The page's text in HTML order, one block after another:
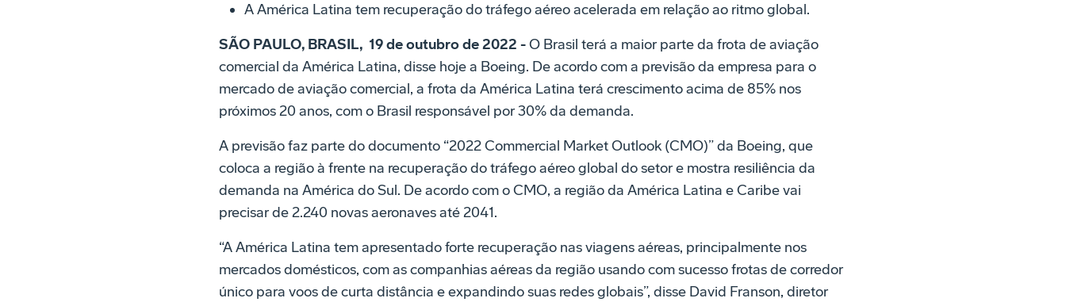
A América Latina tem recuperação do tráfego aéreo acelerada em relação ao ritmo global.
SÃO PAULO, BRASIL, 19 de outubro de 2022 -O Brasil terá a maior parte da frota de aviação
comercial da América Latina, disse hoje a Boeing. De acordo com a previsão da empresa para o
mercado de aviação comercial, a frota da América Latina terá crescimento acima de 85% nos
próximos 20 anos, com o Brasil responsável por 30% da demanda.
A previsão faz parte do documento “2022 Commercial Market Outlook (CMO)” da Boeing, que
coloca a região à frente na recuperação do tráfego aéreo global do setor e mostra resiliência da
demanda na América do Sul. De acordo com o CMO, a região da América Latina e Caribe vai
precisar de 2.240 novas aeronaves até 2041.
“A América Latina tem apresentado forte recuperação nas viagens aéreas, principalmente nos
mercados domésticos, com as companhias aéreas da região usando com sucesso frotas de corredor
único para voos de curta distância e expandindo suas redes globais”, disse David Franson, diretor